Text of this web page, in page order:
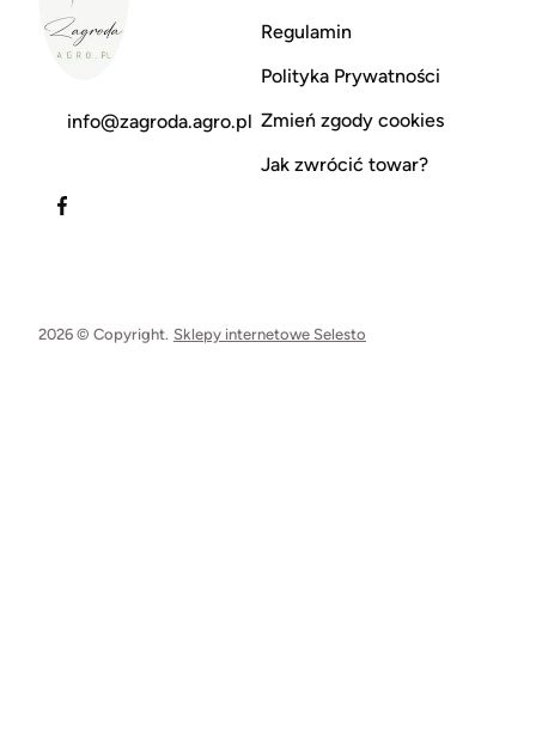
info@zagroda.agro.pl
Regulamin
Polityka Prywatności
Zmień zgody cookies
Jak zwrócić towar?
2026 © Copyright. Sklepy internetowe Selesto